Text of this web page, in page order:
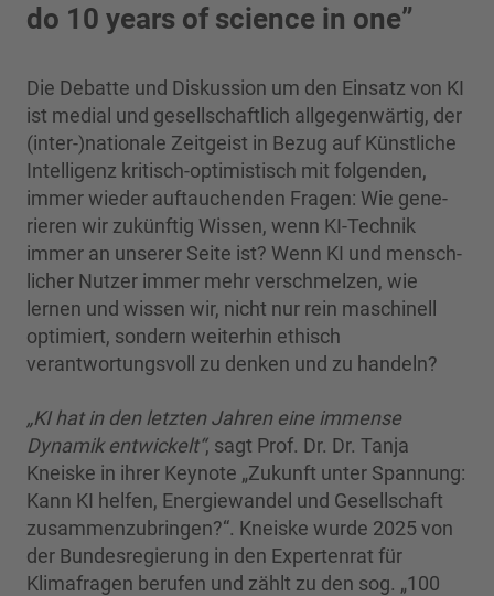
do 10 years of science in one”
Die Debatte und Diskussion um den Einsatz von KI
ist medial und gesellschaftlich allgegenwärtig, der
(inter-)nationale Zeit­geist in Bezug auf Künstliche
Intelligenz kritisch-optimistisch mit folgenden,
immer wieder auftauchenden Fragen: Wie gene­
rieren wir zukünftig Wissen, wenn KI-Technik
immer an unserer Seite ist? Wenn KI und mensch­
li­cher Nutzer immer mehr verschmelzen, wie
lernen und wissen wir, nicht nur rein maschi­nell
optimiert, sondern weiterhin ethisch
verantwortungsvoll zu denken und zu handeln? ​
„KI hat in den letzten Jahren eine immense
Dynamik entwickelt“, sagt Prof. Dr. Dr. Tanja
Kneiske in ihrer Keynote „Zukunft unter Spannung:
Kann KI helfen, Energiewandel und Gesellschaft
zusammenzubringen?“. Kneiske wurde 2025 von
der Bundesregierung in den Expertenrat für
Klimafragen berufen und zählt zu den sog. „100